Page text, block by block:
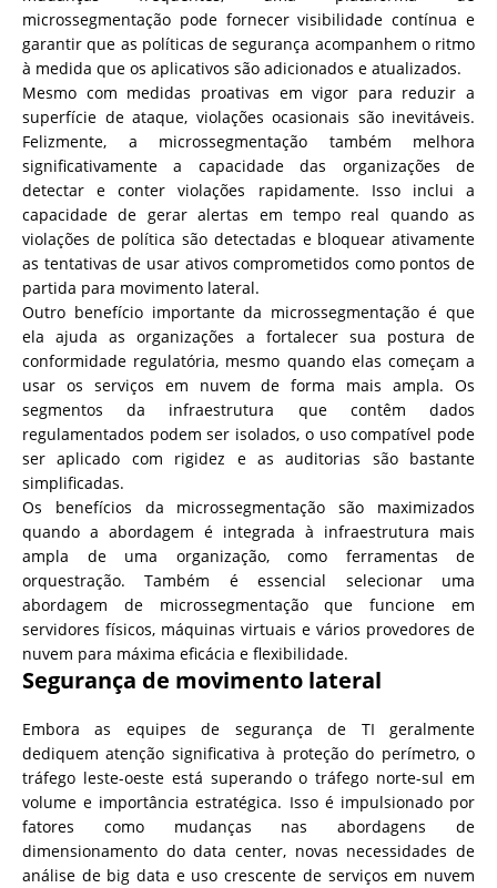
microssegmentação pode fornecer visibilidade contínua e
garantir que as políticas de segurança acompanhem o ritmo
à medida que os aplicativos são adicionados e atualizados.
Mesmo com medidas proativas em vigor para reduzir a
superfície de ataque, violações ocasionais são inevitáveis.
Felizmente, a microssegmentação também melhora
significativamente a capacidade das organizações de
detectar e conter violações rapidamente. Isso inclui a
capacidade de gerar alertas em tempo real quando as
violações de política são detectadas e bloquear ativamente
as tentativas de usar ativos comprometidos como pontos de
partida para movimento lateral.
Outro benefício importante da microssegmentação é que
ela ajuda as organizações a fortalecer sua postura de
conformidade regulatória, mesmo quando elas começam a
usar os serviços em nuvem de forma mais ampla. Os
segmentos da infraestrutura que contêm dados
regulamentados podem ser isolados, o uso compatível pode
ser aplicado com rigidez e as auditorias são bastante
simplificadas.
Os benefícios da microssegmentação são maximizados
quando a abordagem é integrada à infraestrutura mais
ampla de uma organização, como ferramentas de
orquestração. Também é essencial selecionar uma
abordagem de microssegmentação que funcione em
servidores físicos, máquinas virtuais e vários provedores de
nuvem para máxima eficácia e flexibilidade.
Segurança de movimento lateral
Embora as equipes de segurança de TI geralmente
dediquem atenção significativa à proteção do perímetro, o
tráfego leste-oeste está superando o tráfego norte-sul em
volume e importância estratégica. Isso é impulsionado por
fatores como mudanças nas abordagens de
dimensionamento do data center, novas necessidades de
análise de big data e uso crescente de serviços em nuvem